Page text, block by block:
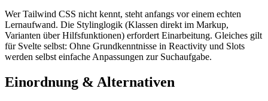
Wer Tailwind CSS nicht kennt, steht anfangs vor einem echten
Lernaufwand. Die Stylinglogik (Klassen direkt im Markup,
Varianten über Hilfsfunktionen) erfordert Einarbeitung. Gleiches gilt
für Svelte selbst: Ohne Grundkenntnisse in Reactivity und Slots
werden selbst einfache Anpassungen zur Suchaufgabe.
Einordnung & Alternativen